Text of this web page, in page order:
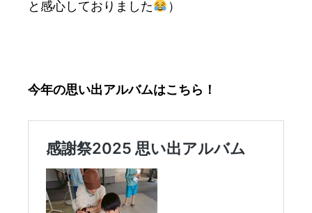
と感心しておりました
）
今年の思い出アルバムはこちら！